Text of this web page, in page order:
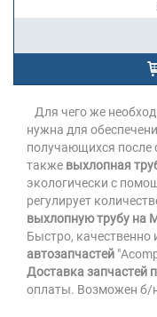
Для чего же
нужна для
получающихся после
также выхлопная
экологически с
регулирует
выхлопную трубу на
Быстро, качественно
автозапчастей
Доставка запчастей
оплаты. Возможен б/